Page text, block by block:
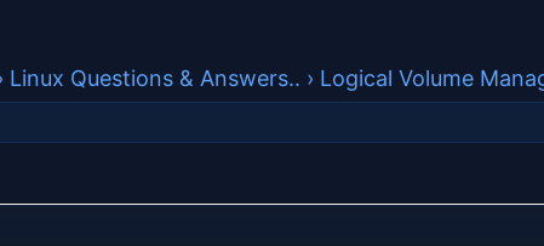
Linux Questions & Answers.. › Logical Volume